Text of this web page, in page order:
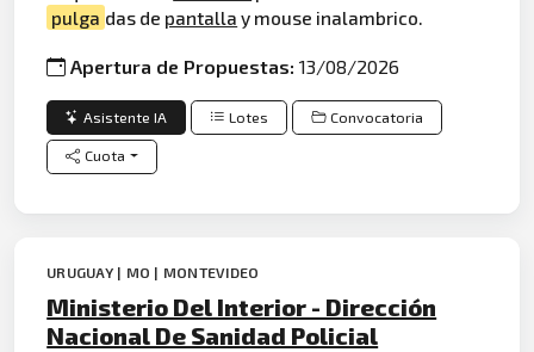
pulga das de pantalla y mouse inalambrico.
Apertura de Propuestas:13/08/2026
Asistente IA Lotes Convocatoria
Cuota
URUGUAY | MO | MONTEVIDEO
Ministerio Del Interior - Dirección
Nacional De Sanidad Policial